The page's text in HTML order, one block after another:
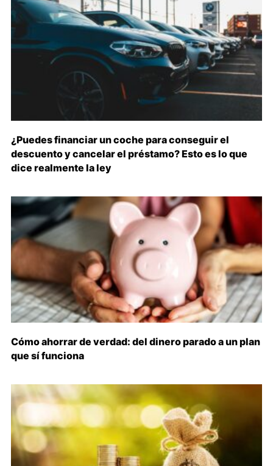
¿Puedes financiar un coche para conseguir el
descuento y cancelar el préstamo? Esto es lo que
dice realmente la ley
Cómo ahorrar de verdad: del dinero parado a un plan
que sí funciona